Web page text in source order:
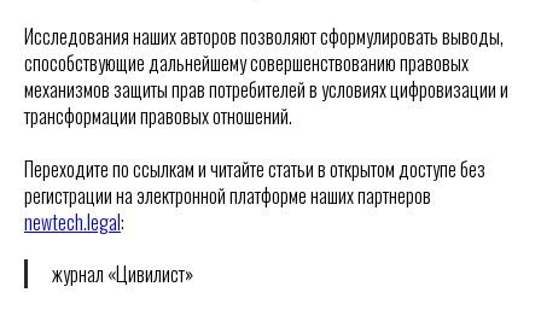
Исследования наших авторов позволяют сформулировать выводы,
способствующие дальнейшему совершенствованию правовых
механизмов защиты прав потребителей в условиях цифровизации и
трансформации правовых отношений.
Переходите по ссылкам и читайте статьи в открытом доступе без
регистрации на электронной платформе наших партнеров
newtech.legal:
журнал «Цивилист»